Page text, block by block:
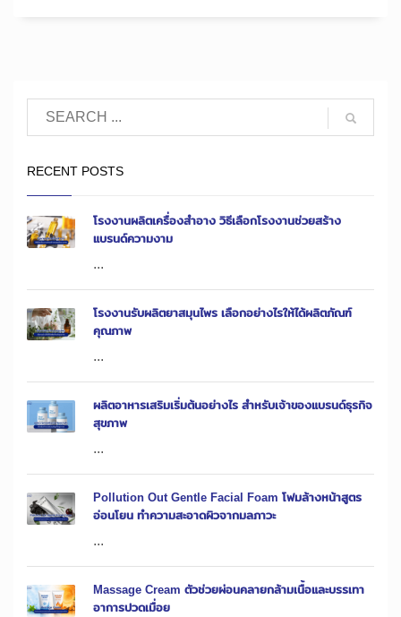
RECENT POSTS
โรงงานผลิตเครื่องสำอาง วิธีเลือกโรงงานช่วยสร้าง
แบรนด์ความงาม
...
โรงงานรับผลิตยาสมุนไพร เลือกอย่างไรให้ได้ผลิตภัณฑ์
คุณภาพ
...
ผลิตอาหารเสริมเริ่มต้นอย่างไร สำหรับเจ้าของแบรนด์ธุรกิจ
สุขภาพ
...
Pollution Out Gentle Facial Foam โฟมล้างหน้าสูตร
อ่อนโยน ทำความสะอาดผิวจากมลภาวะ
...
Massage Cream ตัวช่วยผ่อนคลายกล้ามเนื้อและบรรเทา
อาการปวดเมื่อย